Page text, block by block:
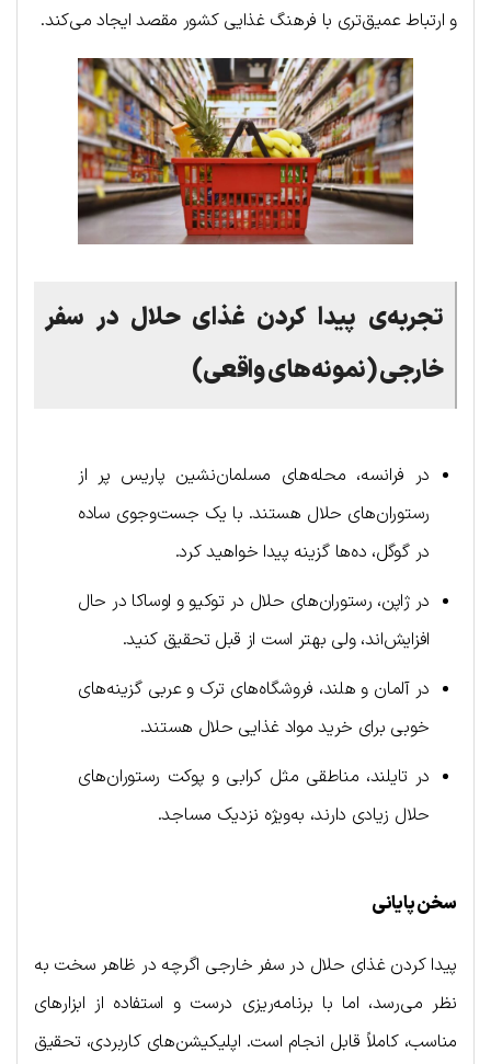
و ارتباط عمیق‌تری با فرهنگ غذایی کشور مقصد ایجاد می‌کند.
تجربه‌ی پیدا کردن غذای حلال در سفر
خارجی (نمونه‌های واقعی)
در فرانسه، محله‌های مسلمان‌نشین پاریس پر از
رستوران‌های حلال هستند. با یک جست‌وجوی ساده
در گوگل، ده‌ها گزینه پیدا خواهید کرد.
در ژاپن، رستوران‌های حلال در توکیو و اوساکا در حال
افزایش‌اند، ولی بهتر است از قبل تحقیق کنید.
در آلمان و هلند، فروشگاه‌های ترک و عربی گزینه‌های
خوبی برای خرید مواد غذایی حلال هستند.
در تایلند، مناطقی مثل کرابی و پوکت رستوران‌های
حلال زیادی دارند، به‌ویژه نزدیک مساجد.
سخن پایانی
پیدا کردن غذای حلال در سفر خارجی اگرچه در ظاهر سخت به
نظر می‌رسد، اما با برنامه‌ریزی درست و استفاده از ابزارهای
مناسب، کاملاً قابل انجام است. اپلیکیشن‌های کاربردی، تحقیق